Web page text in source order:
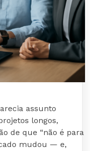
assunto
longos,
de que “não é para
mudou — e,